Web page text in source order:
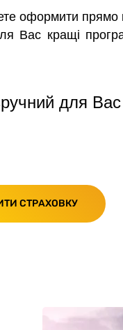
оформити прямо
Вас кращі
для
СТРАХОВКУ